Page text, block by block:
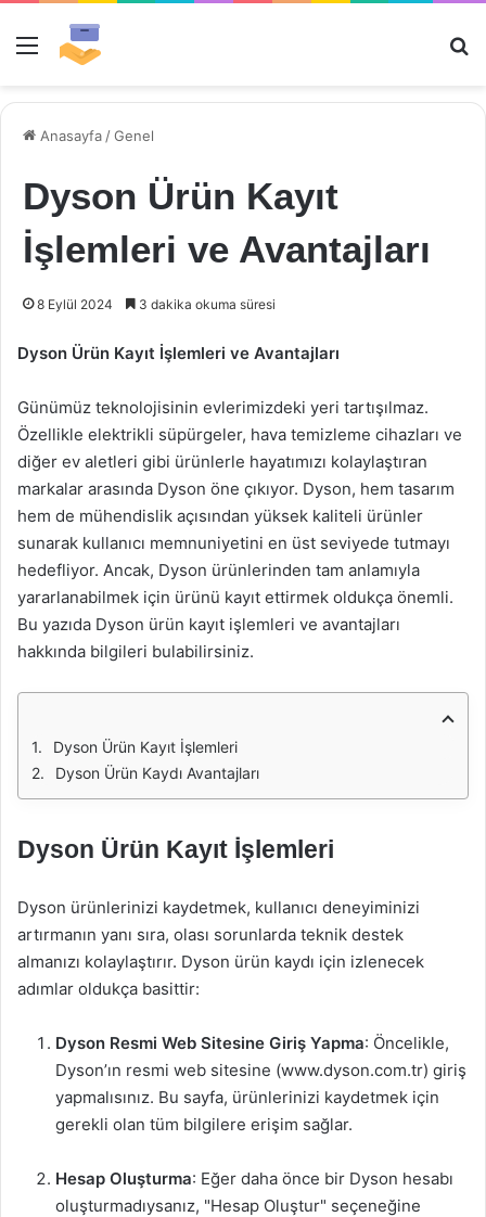
Menü
Anasayfa /Genel
Dyson Ürün Kayıt
İşlemleri ve Avantajları
8 Eylül 2024 3 dakika okuma süresi
Dyson Ürün Kayıt İşlemleri ve Avantajları
Günümüz teknolojisinin evlerimizdeki yeri tartışılmaz.
Özellikle elektrikli süpürgeler, hava temizleme cihazları ve
diğer ev aletleri gibi ürünlerle hayatımızı kolaylaştıran
markalar arasında Dyson öne çıkıyor. Dyson, hem tasarım
hem de mühendislik açısından yüksek kaliteli ürünler
sunarak kullanıcı memnuniyetini en üst seviyede tutmayı
hedefliyor. Ancak, Dyson ürünlerinden tam anlamıyla
yararlanabilmek için ürünü kayıt ettirmek oldukça önemli.
Bu yazıda Dyson ürün kayıt işlemleri ve avantajları
hakkında bilgileri bulabilirsiniz.
Dyson Ürün Kayıt İşlemleri
Dyson Ürün Kaydı Avantajları
Dyson Ürün Kayıt İşlemleri
Dyson ürünlerinizi kaydetmek, kullanıcı deneyiminizi
artırmanın yanı sıra, olası sorunlarda teknik destek
almanızı kolaylaştırır. Dyson ürün kaydı için izlenecek
adımlar oldukça basittir:
Dyson Resmi Web Sitesine Giriş Yapma: Öncelikle,
Dyson’ın resmi web sitesine (www.dyson.com.tr) giriş
yapmalısınız. Bu sayfa, ürünlerinizi kaydetmek için
gerekli olan tüm bilgilere erişim sağlar.
Hesap Oluşturma: Eğer daha önce bir Dyson hesabı
oluşturmadıysanız, "Hesap Oluştur" seçeneğine